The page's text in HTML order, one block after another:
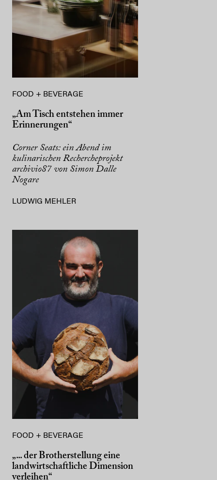
FOOD + BEVERAGE
„Am Tisch entstehen immer
Erinnerungen“
Corner Seats: ein Abend im
kulinarischen Rechercheprojekt
archivio87 von Simon Dalle
Nogare
LUDWIG MEHLER
FOOD + BEVERAGE
„... der Brotherstellung eine
landwirtschaftliche Dimension
verleihen“